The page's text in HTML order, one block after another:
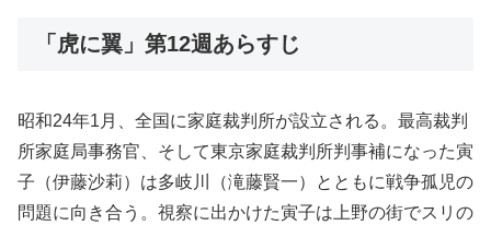
「虎に翼」第12週あらすじ
昭和24年1月、全国に家庭裁判所が設立される。最高裁判
所家庭局事務官、そして東京家庭裁判所判事補になった寅
子（伊藤沙莉）は多岐川（滝藤賢一）とともに戦争孤児の
問題に向き合う。視察に出かけた寅子は上野の街でスリの